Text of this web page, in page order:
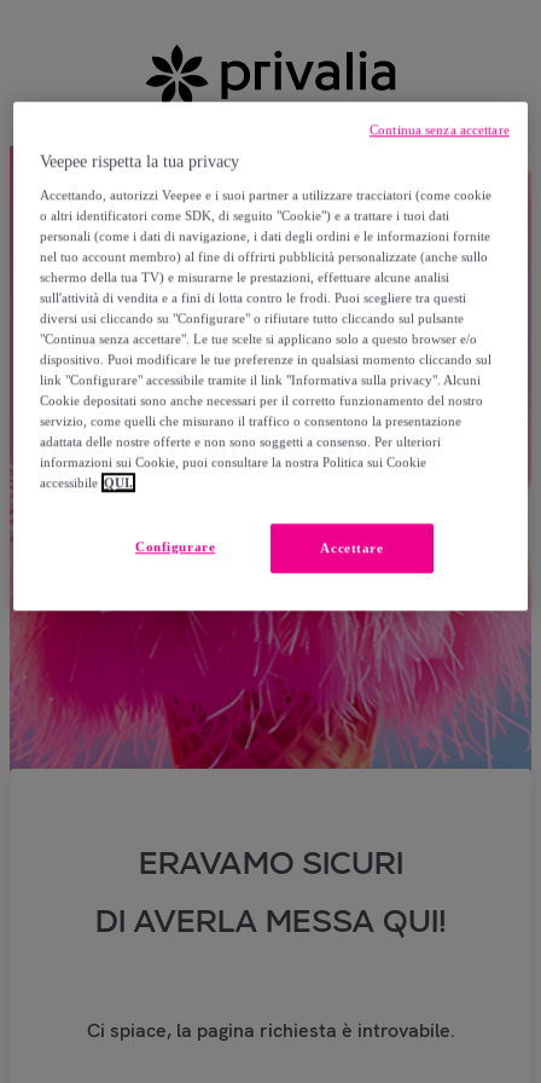
ERAVAMO SICURI
DI AVERLA MESSA QUI!
Ci spiace, la pagina richiesta è introvabile.
Veepee rispetta la tua privacy
Accettando, autorizzi Veepee e i suoi partner a utilizzare tracciatori (come cookie
o altri identificatori come SDK, di seguito "Cookie") e a trattare i tuoi dati
personali (come i dati di navigazione, i dati degli ordini e le informazioni fornite
nel tuo account membro) al fine di offrirti pubblicità personalizzate (anche sullo
schermo della tua TV) e misurarne le prestazioni, effettuare alcune analisi
sull'attività di vendita e a fini di lotta contro le frodi. Puoi scegliere tra questi
diversi usi cliccando su "Configurare" o rifiutare tutto cliccando sul pulsante
"Continua senza accettare". Le tue scelte si applicano solo a questo browser e/o
dispositivo. Puoi modificare le tue preferenze in qualsiasi momento cliccando sul
link "Configurare" accessibile tramite il link "Informativa sulla privacy". Alcuni
Cookie depositati sono anche necessari per il corretto funzionamento del nostro
servizio, come quelli che misurano il traffico o consentono la presentazione
adattata delle nostre offerte e non sono soggetti a consenso. Per ulteriori
informazioni sui Cookie, puoi consultare la nostra Politica sui Cookie
accessibile QUI.
Accettare
Configurare
Continua senza accettare